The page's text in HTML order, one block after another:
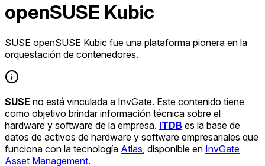
openSUSE Kubic
SUSE openSUSE Kubic fue una plataforma pionera en la
orquestación de contenedores.
SUSE no está vinculada a InvGate. Este contenido tiene
como objetivo brindar información técnica sobre el
hardware y software de la empresa. ITDB es la base de
datos de activos de hardware y software empresariales que
funciona con la tecnología Atlas , disponible en InvGate
Asset Management.